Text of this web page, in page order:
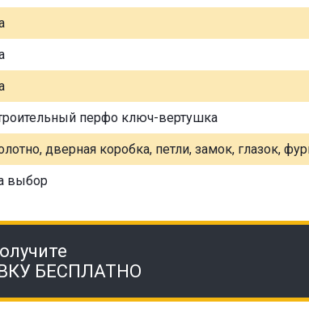
перфо ключ-вертушка
дверная коробка, петли, замок, глазок,
выбор
БЕСПЛАТНО